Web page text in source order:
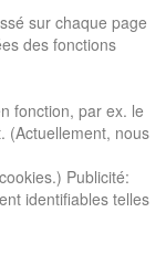
sur chaque page
des fonctions
fonction, par ex. le
(Actuellement, nous
Publicité:
identifiables telles